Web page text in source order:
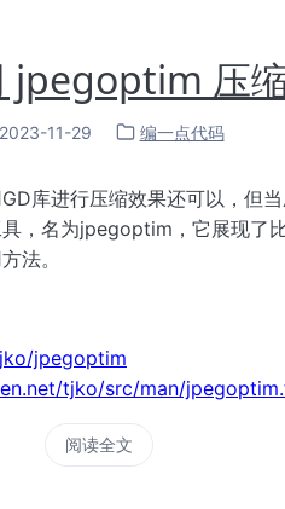
jpegoptim 压
2023-11-29 编一点代码
库进行压缩效果还可以，但
，名为jpegoptim，它展现了
法。
jpegoptim
tjko/src/man/
阅读全文